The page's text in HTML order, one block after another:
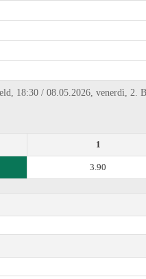
18:30 / 08.05.2026, venerdì, 2.
1
3.90